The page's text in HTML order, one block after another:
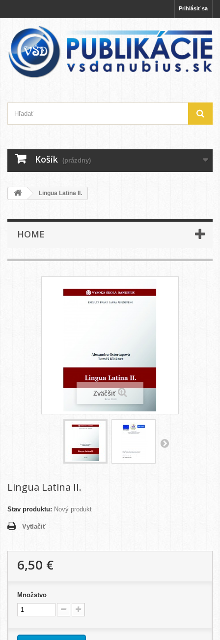
Prihlásiť sa
Košík (prázdny)
Lingua Latina II.
HOME
Zväčšiť
Lingua Latina II.
Stav produktu: Nový produkt
Vytlačiť
6,50 €
Množstvo